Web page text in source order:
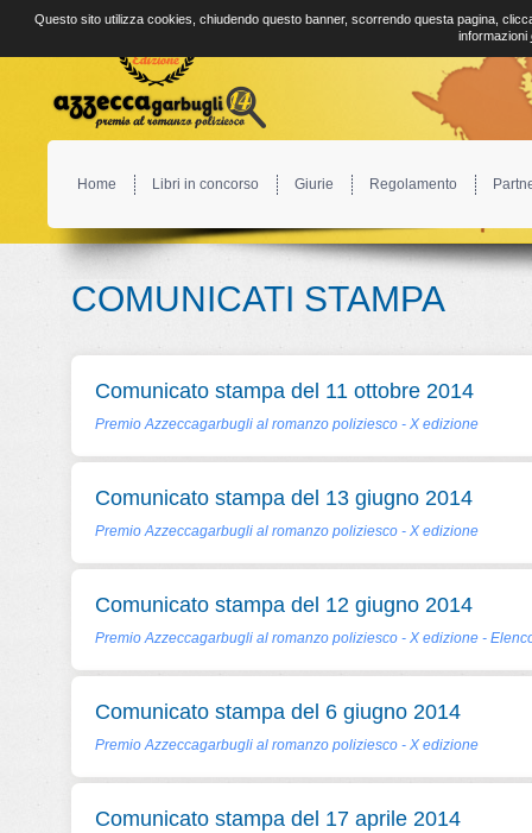
Home Libri in concorso Giurie Regolamento
COMUNICATI STAMPA
Comunicato stampa del 11 ottobre 2014
Premio Azzeccagarbugli al romanzo poliziesco - X edizione
Comunicato stampa del 13 giugno 2014
Premio Azzeccagarbugli al romanzo poliziesco - X edizione
Comunicato stampa del 12 giugno 2014
Premio Azzeccagarbugli al romanzo poliziesco - X edizione -
Comunicato stampa del 6 giugno 2014
Premio Azzeccagarbugli al romanzo poliziesco - X edizione
Comunicato stampa del 17 aprile 2014
Questo sito utilizza cookies, chiudendo questo banner, scorrendo questa pagina,
informazioni